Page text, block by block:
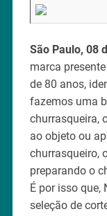
São Paulo, 08
marca
de 80 anos,
fazemos uma
churrasqueira,
ao objeto ou
churrasqueiro,
preparando o
É por isso que,
seleção de